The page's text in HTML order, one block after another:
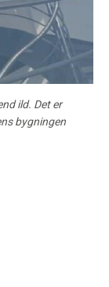
ild. Det er
bygningen